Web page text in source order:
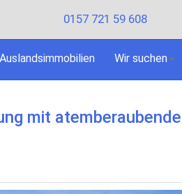
0157 721 59 608
Auslandsimmobilien Wir suchen
mit